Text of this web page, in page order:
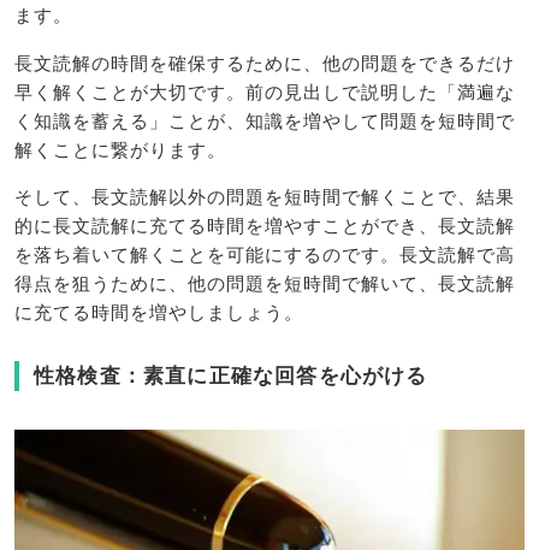
ます。
長文読解の時間を確保するために、他の問題をできるだけ
早く解くことが大切です。前の見出しで説明した「満遍な
く知識を蓄える」ことが、知識を増やして問題を短時間で
解くことに繋がります。
そして、長文読解以外の問題を短時間で解くことで、結果
的に長文読解に充てる時間を増やすことができ、長文読解
を落ち着いて解くことを可能にするのです。長文読解で高
得点を狙うために、他の問題を短時間で解いて、長文読解
に充てる時間を増やしましょう。
性格検査：素直に正確な回答を心がける